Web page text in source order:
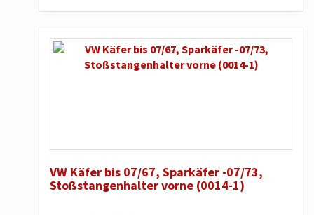
VW Käfer bis 07/67, Sparkäfer -07/73,
Stoßstangenhalter vorne (0014-1)